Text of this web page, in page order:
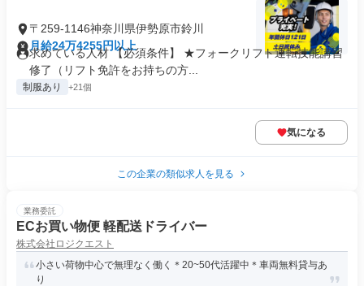
〒259-1146神奈川県伊勢原市鈴川
月給24万4255円以上
求めている人材 【必須条件】 ★フォークリフト運転技能講習
修了（リフト免許をお持ちの方...
制服あり +21個
気になる
この企業の類似求人を見る
業務委託
ECお買い物便 軽配送ドライバー
株式会社ロジクエスト
小さい荷物中心で無理なく働く＊20~50代活躍中＊車両無料貸与あ
り